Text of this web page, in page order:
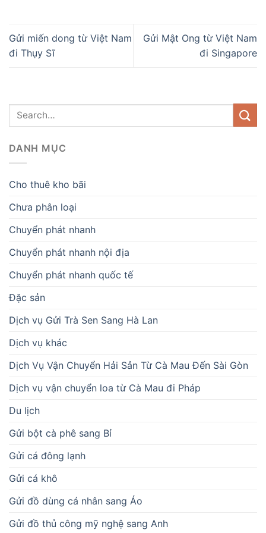
Gửi miến dong từ Việt Nam
đi Thụy Sĩ
Gửi Mật Ong từ Việt Nam
đi Singapore
DANH MỤC
Cho thuê kho bãi
Chưa phân loại
Chuyển phát nhanh
Chuyển phát nhanh nội địa
Chuyển phát nhanh quốc tế
Đặc sản
Dịch vụ Gửi Trà Sen Sang Hà Lan
Dịch vụ khác
Dịch Vụ Vận Chuyển Hải Sản Từ Cà Mau Đến Sài Gòn
Dịch vụ vận chuyển loa từ Cà Mau đi Pháp
Du lịch
Gửi bột cà phê sang Bỉ
Gửi cá đông lạnh
Gửi cá khô
Gửi đồ dùng cá nhân sang Áo
Gửi đồ thủ công mỹ nghệ sang Anh